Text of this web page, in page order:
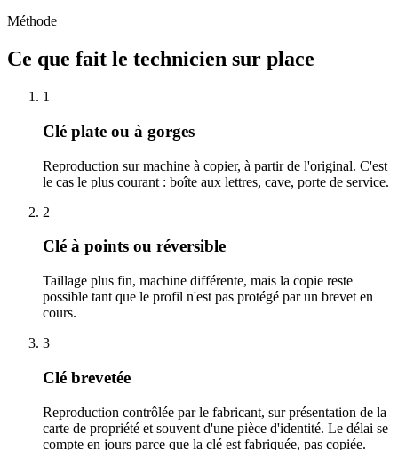
Méthode
Ce que fait le technicien sur place
1
Clé plate ou à gorges
Reproduction sur machine à copier, à partir de l'original. C'est
le cas le plus courant : boîte aux lettres, cave, porte de service.
2
Clé à points ou réversible
Taillage plus fin, machine différente, mais la copie reste
possible tant que le profil n'est pas protégé par un brevet en
cours.
3
Clé brevetée
Reproduction contrôlée par le fabricant, sur présentation de la
carte de propriété et souvent d'une pièce d'identité. Le délai se
compte en jours parce que la clé est fabriquée, pas copiée.